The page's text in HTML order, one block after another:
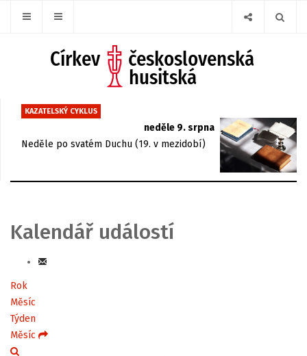
KAZATELSKÝ CYKLUS
neděle 9. srpna
Neděle po svatém Duchu (19. v mezidobí)
Kalendář událostí
Rok
Měsíc
Týden
Měsíc